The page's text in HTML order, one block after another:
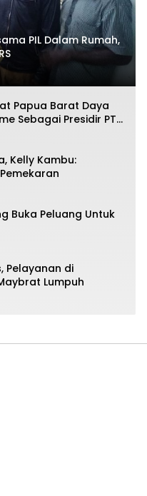
PIL Dalam Rumah,
Papua Barat Daya
Sebagai Presidir PT
Kelly Kambu:
Buka Peluang Untuk
Pelayanan di
Lumpuh